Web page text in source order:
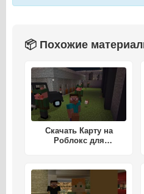
📦 Похожие
Скачать Карту на
Роблокс для